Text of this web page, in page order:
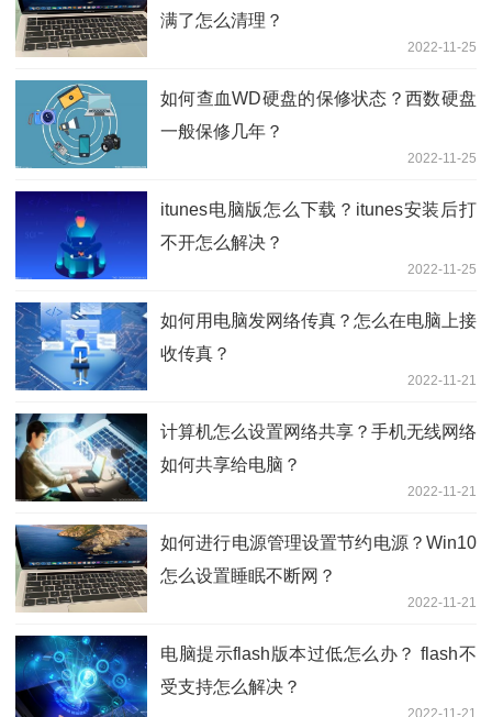
满了怎么清理？
2022-11-25
如何查血WD硬盘的保修状态？西数硬盘
一般保修几年？
2022-11-25
itunes电脑版怎么下载？itunes安装后打
不开怎么解决？
2022-11-25
如何用电脑发网络传真？怎么在电脑上接
收传真？
2022-11-21
计算机怎么设置网络共享？手机无线网络
如何共享给电脑？
2022-11-21
如何进行电源管理设置节约电源？Win10
怎么设置睡眠不断网？
2022-11-21
电脑提示flash版本过低怎么办？ flash不
受支持怎么解决？
2022-11-21